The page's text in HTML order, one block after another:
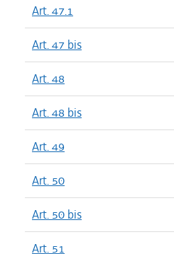
Art. 47.1
Art. 47 bis
Art. 48
Art. 48 bis
Art. 49
Art. 50
Art. 50 bis
Art. 51